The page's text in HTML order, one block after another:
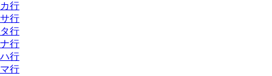
カ行
サ行
タ行
ナ行
ハ行
マ行